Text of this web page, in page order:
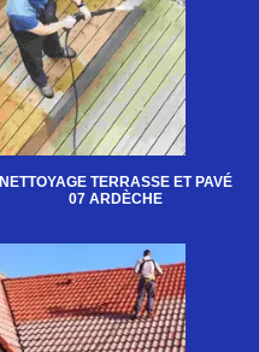
NETTOYAGE TERRASSE ET PAVÉ
07 ARDÈCHE